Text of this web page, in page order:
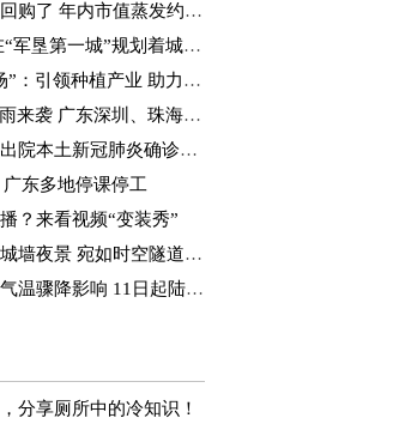
年内市值蒸发约1990亿港元
垦第一城”规划着城建未来
领种植产业 助力乡村振兴
广东深圳、珠海等地停课停工
土新冠肺炎确诊病例8例
东多地停课停工
？来看视频“变装秀”
宛如时空隧道式“穿越”体验
骤降影响 11日起陆续供暖
分享厕所中的冷知识！